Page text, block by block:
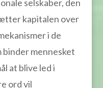
selskaber, den
kapitalen over
i de
binder mennesket
at blive led i
ord vil